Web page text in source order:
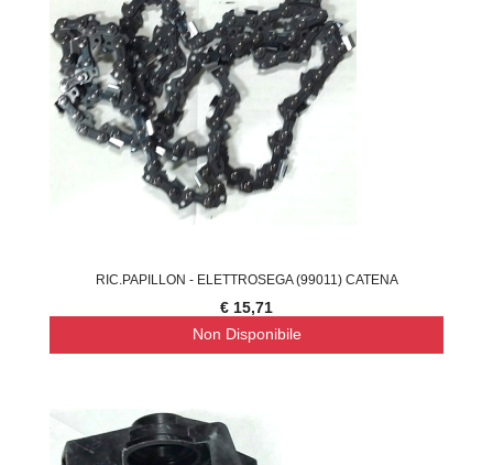
RIC.PAPILLON - ELETTROSEGA (99011) CATENA
€ 15,71
Non Disponibile